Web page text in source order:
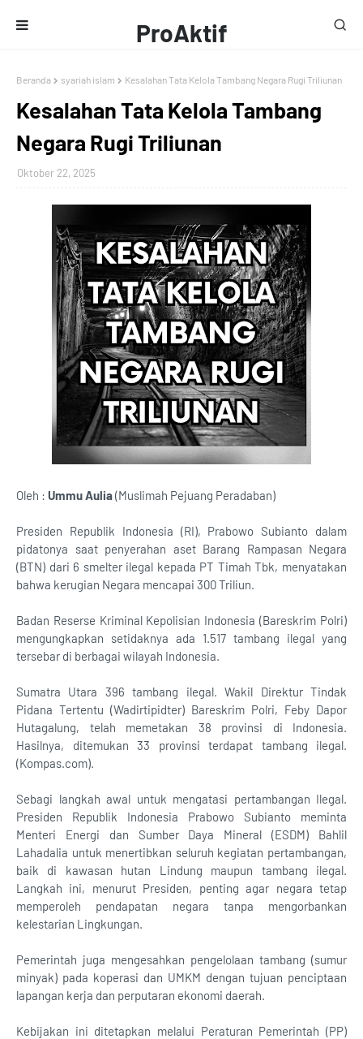
ProAktif
Media
Beranda syariah islam Kesalahan Tata Kelola Tambang Negara Rugi Triliunan
Kesalahan Tata Kelola Tambang
Negara Rugi Triliunan
Oktober 22, 2025
Oleh : Ummu Aulia(Muslimah Pejuang Peradaban)
Presiden Republik Indonesia (RI), Prabowo Subianto dalam
pidatonya saat penyerahan aset Barang Rampasan Negara
(BTN) dari 6 smelter ilegal kepada PT Timah Tbk, menyatakan
bahwa kerugian Negara mencapai 300 Triliun.
Badan Reserse Kriminal Kepolisian Indonesia (Bareskrim Polri)
mengungkapkan setidaknya ada 1.517 tambang ilegal yang
tersebar di berbagai wilayah Indonesia.
Sumatra Utara 396 tambang ilegal. Wakil Direktur Tindak
Pidana Tertentu (Wadirtipidter) Bareskrim Polri, Feby Dapor
Hutagalung, telah memetakan 38 provinsi di Indonesia.
Hasilnya, ditemukan 33 provinsi terdapat tambang ilegal.
(Kompas.com).
Sebagi langkah awal untuk mengatasi pertambangan Ilegal.
Presiden Republik Indonesia Prabowo Subianto meminta
Menteri Energi dan Sumber Daya Mineral (ESDM) Bahlil
Lahadalia untuk menertibkan seluruh kegiatan pertambangan,
baik di kawasan hutan Lindung maupun tambang ilegal.
Langkah ini, menurut Presiden, penting agar negara tetap
memperoleh pendapatan negara tanpa mengorbankan
kelestarian Lingkungan.
Pemerintah juga mengesahkan pengelolaan tambang (sumur
minyak) pada koperasi dan UMKM dengan tujuan penciptaan
lapangan kerja dan perputaran ekonomi daerah.
Kebijakan ini ditetapkan melalui Peraturan Pemerintah (PP)